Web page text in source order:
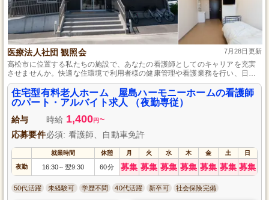
医療法人社団 観照会 7月28日更新
高松市に位置する私たちの施設で、あなたの看護師としてのキャリアを充実
させませんか。快適な住環境で利用者様の健康管理や看護業務を行い、日々
の感謝とやりがいを感じながら働けます。未経験者でも安心の研修体系とサ
ポートが整っており、ライフスタイルに応じて勤務時間を柔軟に調整するこ
とが可能です。地域社会への貢献も実感できるこの仕事で、私たちと一緒に
成長していきましょう。
住宅型有料老人ホーム 屋島ハーモニーホームの看護師
のパート・アルバイト求人 （夜勤専従）
給与 時給 1,400円 ~
応募要件必須: 看護師、自動車免許
就業時間 休憩 月 火 水 木 金 土 日
夜勤 16:30～ 翌9:30 60分 募集 募集 募集 募集 募集 募集 募集
50代活躍 未経験可 学歴不問 40代活躍 新卒可 社会保険完備